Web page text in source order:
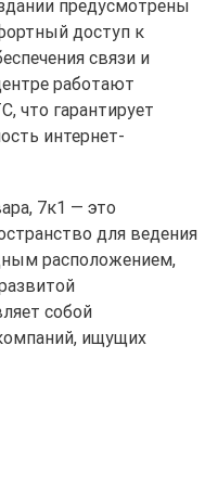
предусмотрены
доступ к
связи и
работают
что гарантирует
интернет-
7к1 — это
для ведения
расположением,
собой
ищущих